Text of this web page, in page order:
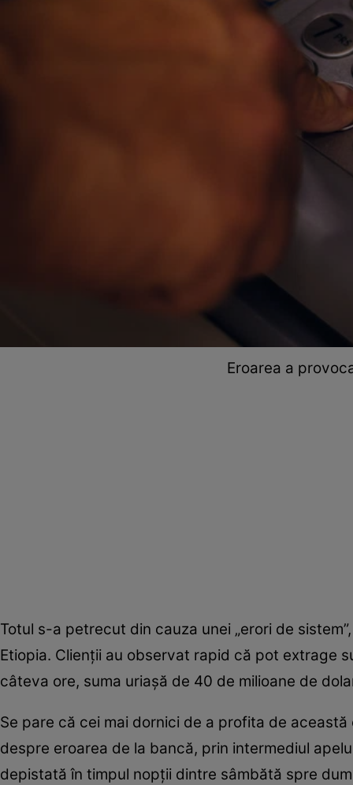
Eroarea a
Totul s-a petrecut din cauza unei „erori de
Etiopia. Clienții au observat rapid că pot extrage
câteva ore, suma uriașă de 40 de milioane de
Se pare că cei mai dornici de a profita de
despre eroarea de la bancă, prin intermediul
depistată în timpul nopții dintre sâmbătă spre